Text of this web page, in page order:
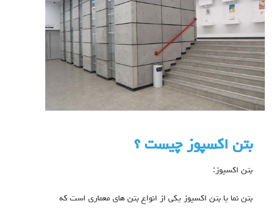
بتن اکسپوز چیست ؟
بتن اکسپوز:
بتن نما یا بتن اکسپوز یکی از انواع بتن های معماری است که